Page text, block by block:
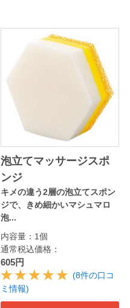
泡立てマッサージスポ
ンジ
キメの違う2層の泡立てスポン
ジで、きめ細かいマシュマロ
泡...
内容量：1個
通常税込価格：
605円
(8件の口コ
ミ情報)